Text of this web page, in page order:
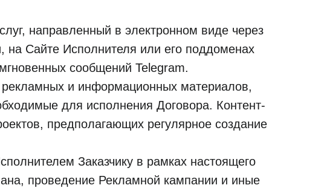
направленный в электронном виде через
на Сайте Исполнителя или его поддоменах
сообщений Telegram.
и информационных материалов,
для исполнения Договора. Контент-
предполагающих регулярное создание
Заказчику в рамках настоящего
проведение Рекламной кампании и иные